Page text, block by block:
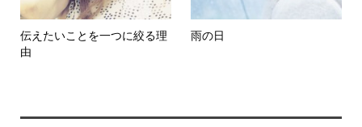
伝えたいことを一つに絞る理
由
雨の日